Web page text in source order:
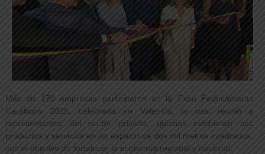
Más de 170 empresas participaron en la Expo Fedecámaras
Carabobo 2025, celebrada en Valencia, la cual reunió a
representantes del sector privado, quienes exhibieron sus
productos y servicios en un espacio de dos mil metros cuadrados,
con el objetivo de fortalecer la economía regional y nacional.